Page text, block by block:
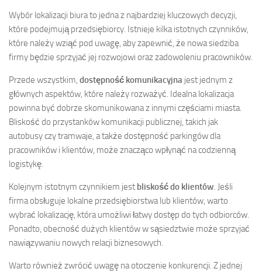
Wybór lokalizacji biura to jedna z najbardziej kluczowych decyzji,
które podejmują przedsiębiorcy. Istnieje kilka istotnych czynników,
które należy wziąć pod uwagę, aby zapewnić, że nowa siedziba
firmy będzie sprzyjać jej rozwojowi oraz zadowoleniu pracowników.
Przede wszystkim, dostępność komunikacyjna jest jednym z
głównych aspektów, które należy rozważyć. Idealna lokalizacja
powinna być dobrze skomunikowana z innymi częściami miasta.
Bliskość do przystanków komunikacji publicznej, takich jak
autobusy czy tramwaje, a także dostępność parkingów dla
pracowników i klientów, może znacząco wpłynąć na codzienną
logistykę.
Kolejnym istotnym czynnikiem jest bliskość do klientów . Jeśli
firma obsługuje lokalne przedsiębiorstwa lub klientów, warto
wybrać lokalizację, która umożliwi łatwy dostęp do tych odbiorców.
Ponadto, obecność dużych klientów w sąsiedztwie może sprzyjać
nawiązywaniu nowych relacji biznesowych.
Warto również zwrócić uwagę na otoczenie konkurencji. Z jednej